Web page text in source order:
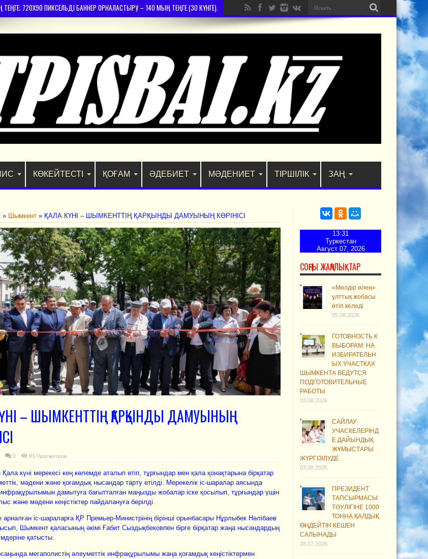
720Х90 ПИКСЕЛЬДІ БАННЕР ОРНАЛАСТЫРУ – 140 МЫҢ ТЕҢГЕ (30 КҮНГЕ).
КӨКЕЙТЕСТІ ҚОҒАМ ӘДЕБИЕТ МӘДЕНИЕТ ТІРШІЛІК ЗАҢ
» Шымкент » ҚАЛА КҮНІ – ШЫМКЕНТТІҢ ҚАРҚЫНДЫ ДАМУЫНЫҢ КӨРІНІСІ
– ШЫМКЕНТТІҢ ҚАРҚЫНДЫ ДАМУЫНЫҢ
0 83 Просмотров
күні мерекесі кең көлемде аталып өтіп, тұрғындар мен қала қонақтарына бірқатар
мәдени және қоғамдық нысандар тарту етілді. Мерекелік іс-шаралар аясында
дамытуға бағытталған маңызды жобалар іске қосылып, тұрғындар үшін
және мәдени кеңістіктер пайдалануға берілді.
арналған іс-шараларға ҚР Премьер-Министрінің бірінші орынбасары Нұрлыбек Нәлібаев
Шымкент қаласының әкімі Ғабит Сыздықбековпен бірге бірқатар жаңа нысандардың
қатысты.
мегаполистің әлеуметтік инфрақұрылымы жаңа қоғамдық кеңістіктермен
13:31
Туркестан
Август 07, 2026
СОҢҒЫ ЖАҢАЛЫҚТАР
«Мөлдір өлең»
ұлттық жобасы
өтіп келеді
05.08.2026
ГОТОВНОСТЬ К
ВЫБОРАМ: НА
ИЗБИРАТЕЛЬН
ЫХ УЧАСТКАХ
ШЫМКЕНТА ВЕДУТСЯ
ПОДГОТОВИТЕЛЬНЫЕ
РАБОТЫ
03.08.2026
САЙЛАУ
УЧАСКЕЛЕРІНД
Е ДАЙЫНДЫҚ
ЖҰМЫСТАРЫ
ЖҮРГІЗІЛУДЕ
03.08.2026
ПРЕЗИДЕНТ
ТАПСЫРМАСЫ:
ТӘУЛІГІНЕ 1000
ТОННА ҚАЛДЫҚ
ӨҢДЕЙТІН КЕШЕН
САЛЫНАДЫ
28.07.2026